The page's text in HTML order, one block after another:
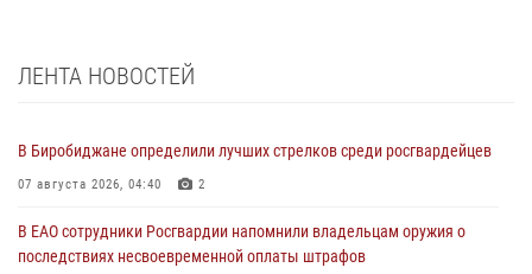
ЛЕНТА НОВОСТЕЙ
В Биробиджане определили лучших стрелков среди росгвардейцев
07 августа 2026, 04:40 2
В ЕАО сотрудники Росгвардии напомнили владельцам оружия о
последствиях несвоевременной оплаты штрафов